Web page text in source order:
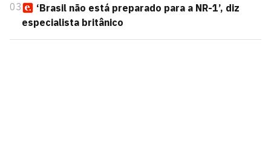
03
‘Brasil não está preparado para a NR-1’, diz
especialista britânico